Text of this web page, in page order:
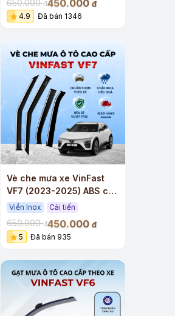
650.000đ450.000 đ
4.9
Đã bán 1346
Vè che mưa xe VinFast
VF7 (2023-2025) ABS cao
cấp viền Inox
Viền Inox Cải tiến
650.000đ450.000 đ
5
Đã bán 935